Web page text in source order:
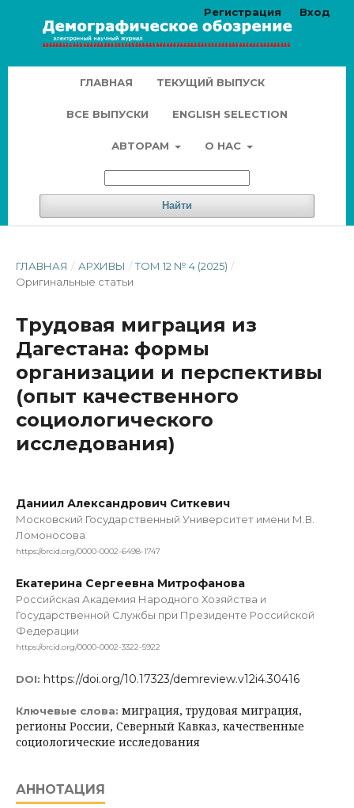
ГЛАВНАЯ ТЕКУЩИЙ ВЫПУСК
ВСЕ ВЫПУСКИ ENGLISH SELECTION
АВТОРАМ О НАС
Найти
Регистрация Вход
ГЛАВНАЯ / АРХИВЫ / ТОМ 12 № 4 (2025) /
Оригинальные статьи
Трудовая миграция из
Дагестана: формы
организации и перспективы
(опыт качественного
социологического
исследования)
Даниил Александрович Ситкевич
Московский Государственный Университет имени М.В.
Ломоносова
https://orcid.org/0000-0002-6498-1747
Екатерина Сергеевна Митрофанова
Российская Академия Народного Хозяйства и
Государственной Службы при Президенте Российской
Федерации
https://orcid.org/0000-0002-3322-5922
DOI: https://doi.org/10.17323/demreview.v12i4.30416
Ключевые слова: миграция, трудовая миграция,
регионы России, Северный Кавказ, качественные
социологические исследования
АННОТАЦИЯ